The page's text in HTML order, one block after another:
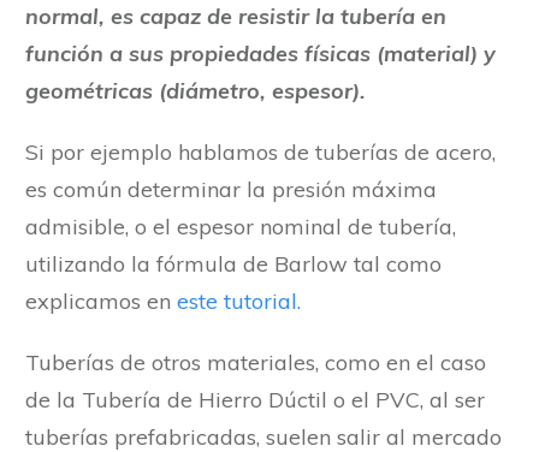
normal, es capaz de resistir la tubería en
función a sus propiedades físicas (material) y
geométricas (diámetro, espesor).
Si por ejemplo hablamos de tuberías de acero,
es común determinar la presión máxima
admisible, o el espesor nominal de tubería,
utilizando la fórmula de Barlow tal como
explicamos en este tutorial.
Tuberías de otros materiales, como en el caso
de la Tubería de Hierro Dúctil o el PVC, al ser
tuberías prefabricadas, suelen salir al mercado